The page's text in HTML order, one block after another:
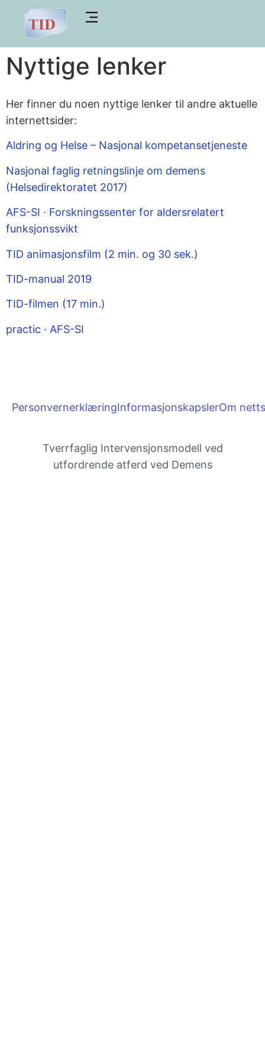
Nyttige lenker
Her finner du noen nyttige lenker til andre aktuelle
internettsider:
Aldring og Helse – Nasjonal kompetansetjeneste
Nasjonal faglig retningslinje om demens
(Helsedirektoratet 2017)
AFS-SI · Forskningssenter for aldersrelatert
funksjonssvikt
TID animasjonsfilm (2 min. og 30 sek.)
TID-manual 2019
TID-filmen (17 min.)
practic · AFS-SI
PersonvernerklæringInformasjonskapslerOm
Tverrfaglig Inter­vensjons­modell ved
utfordrende atferd ved Demens